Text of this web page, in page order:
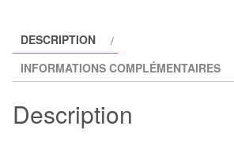
modèle
HARMONIE
DESCRIPTION
INFORMATIONS COMPLÉMENTAIRES
Description